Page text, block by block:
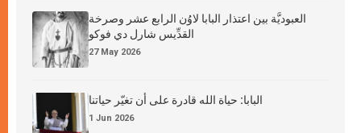
العبوديَّة بين اعتذار البابا لاوُن الرابع عشر وصرخة
القدِّيس شارل دي فوكو
27 May 2026
البابا: حياة الله قادرة على أن تغيّر حياتنا
1 Jun 2026